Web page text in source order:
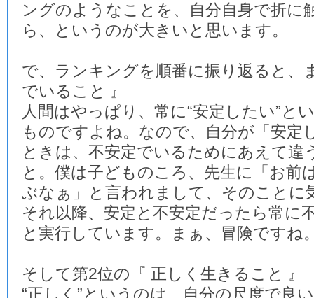
ングのようなことを、自分自身で折に
ら、というのが大きいと思います。
で、ランキングを順番に振り返ると、
でいること 』
人間はやっぱり、常に“安定したい”と
ものですよね。なので、自分が「安定
ときは、不安定でいるためにあえて違
と。僕は子どものころ、先生に「お前
ぶなぁ」と言われまして、そのことに
それ以降、安定と不安定だったら常に
と実行しています。まぁ、冒険ですね
そして第2位の『 正しく生きること 』
“正しく”というのは、自分の尺度で良